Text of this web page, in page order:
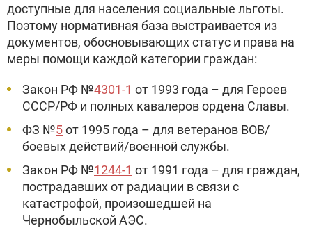
доступные для населения социальные льготы.
Поэтому нормативная база выстраивается из
документов, обосновывающих статус и права на
меры помощи каждой категории граждан:
Закон РФ №4301-1 от 1993 года – для Героев
СССР/РФ и полных кавалеров ордена Славы.
ФЗ №5от 1995 года – для ветеранов ВОВ/
боевых действий/военной службы.
Закон РФ №1244-1 от 1991 года – для граждан,
пострадавших от радиации в связи с
катастрофой, произошедшей на
Чернобыльской АЭС.